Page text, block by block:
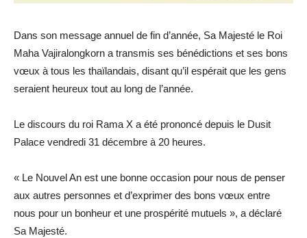
Dans son message annuel de fin d’année, Sa Majesté le Roi
Maha Vajiralongkorn a transmis ses bénédictions et ses bons
vœux à tous les thaïlandais, disant qu’il espérait que les gens
seraient heureux tout au long de l’année.
Le discours du roi Rama X a été prononcé depuis le Dusit
Palace vendredi 31 décembre à 20 heures.
« Le Nouvel An est une bonne occasion pour nous de penser
aux autres personnes et d’exprimer des bons vœux entre
nous pour un bonheur et une prospérité mutuels », a déclaré
Sa Majesté.